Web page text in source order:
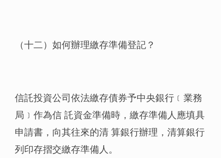
（十二）如何辦理繳存準備登記？
信託投資公司依法繳存債券予中央銀行﹝業務
局﹞作為信 託資金準備時，繳存準備人應填具
申請書，向其往來的清 算銀行辦理，清算銀行
列印存摺交繳存準備人。